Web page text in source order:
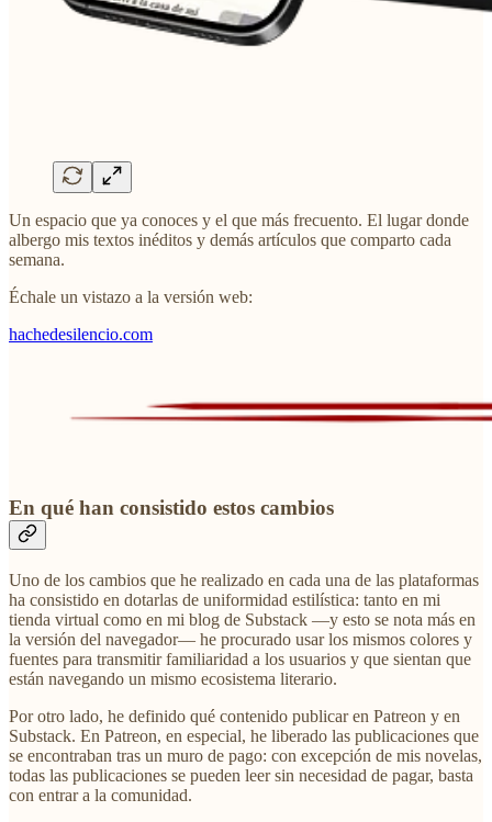
Un espacio que ya conoces y el que más frecuento. El lugar donde
albergo mis textos inéditos y demás artículos que comparto cada
semana.
Échale un vistazo a la versión web:
hachedesilencio.com
En qué han consistido estos cambios
Uno de los cambios que he realizado en cada una de las plataformas
ha consistido en dotarlas de uniformidad estilística: tanto en mi
tienda virtual como en mi blog de Substack —y esto se nota más en
la versión del navegador— he procurado usar los mismos colores y
fuentes para transmitir familiaridad a los usuarios y que sientan que
están navegando un mismo ecosistema literario.
Por otro lado, he definido qué contenido publicar en Patreon y en
Substack. En Patreon, en especial, he liberado las publicaciones que
se encontraban tras un muro de pago: con excepción de mis novelas,
todas las publicaciones se pueden leer sin necesidad de pagar, basta
con entrar a la comunidad.